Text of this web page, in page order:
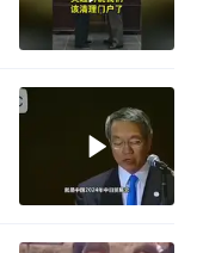
电费会更低吗
挑大梁